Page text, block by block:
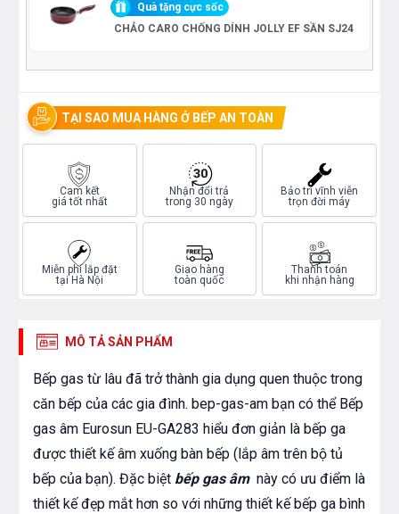
Quà tặng cực sốc
CHẢO CARO CHỐNG DÍNH JOLLY EF SẦN SJ24
TẠI SAO MUA HÀNG Ở BẾP AN TOÀN
Cam kết
giá tốt nhất
Nhận đổi trả
trong 30 ngày
Bảo trì vĩnh viễn
trọn đời máy
Miễn phí lắp đặt
tại Hà Nội
Giao hàng
toàn quốc
Thanh toán
khi nhận hàng
MÔ TẢ SẢN PHẨM
Bếp gas từ lâu đã trở thành gia dụng quen thuộc trong
căn bếp của các gia đình. bep-gas-am bạn có thể Bếp
gas âm Eurosun EU-GA283 hiểu đơn giản là bếp ga
được thiết kế âm xuống bàn bếp (lắp âm trên bộ tủ
bếp của bạn). Đặc biệt bếp gas âm này có ưu điểm là
thiết kế đẹp mắt hơn so với những thiết kế bếp ga bình